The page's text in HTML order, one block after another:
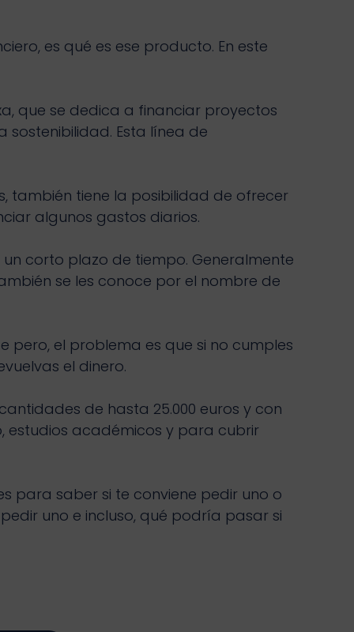
es qué es ese producto. En este
que se dedica a financiar proyectos
Esta línea de
también tiene la posibilidad de ofrecer
algunos gastos diarios.
corto plazo de tiempo. Generalmente
se les conoce por el nombre de
pero, el problema es que si no cumples
el dinero.
de hasta 25.000 euros y con
estudios académicos y para cubrir
para saber si te conviene pedir uno o
uno e incluso, qué podría pasar si